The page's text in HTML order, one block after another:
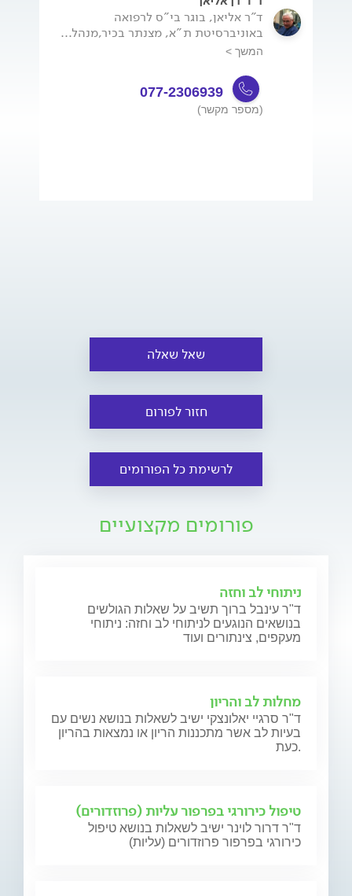
ד"ר אליאן, בוגר בי"ס לרפואה
באוניברסיטת ת"א, מצנתר בכיר,מנהל...
המשך >
077-2306939
(מספר מקשר)
שאל שאלה
חזור לפורום
לרשימת כל הפורומים
פורומים מקצועיים
ניתוחי לב וחזה
ד"ר עינבל ברוך תשיב על שאלות הגולשים
בנושאים הנוגעים לניתוחי לב וחזה: ניתוחי
מעקפים, צינתורים ועוד
מחלות לב והריון
ד"ר סרגיי יאלונצקי ישיב לשאלות בנושא נשים עם
בעיות לב אשר מתכננות הריון או נמצאות בהריון
כעת.
טיפול כירורגי בפרפור עליות (פרוזדורים)
ד"ר דרור לוינר ישיב לשאלות בנושא טיפול
כירורגי בפרפור פרוזדורים (עליות)